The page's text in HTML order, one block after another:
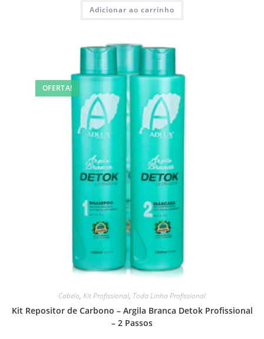
Adicionar ao carrinho
OFERTA!
Cabelo, Kit Profissional, Toda Linha Profissional
Kit Repositor de Carbono – Argila Branca Detok Profissional
– 2 Passos